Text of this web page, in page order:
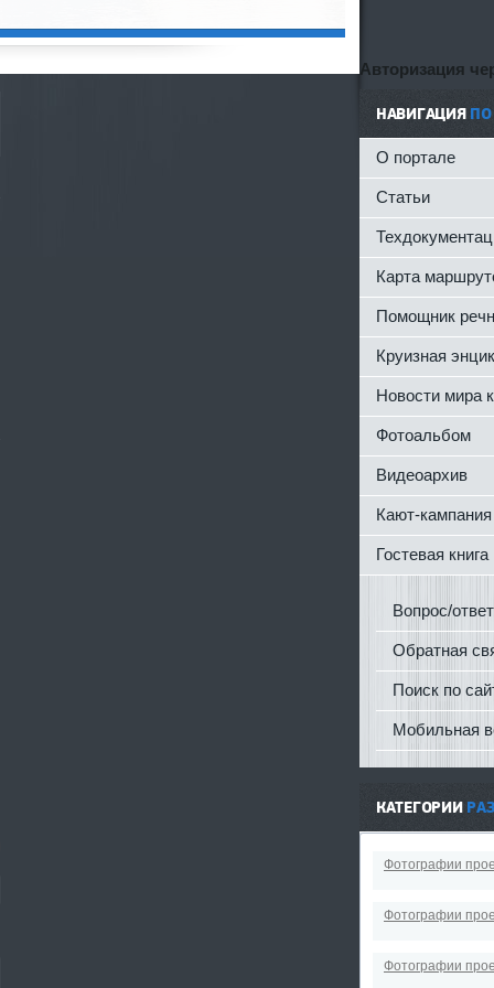
Авторизация
НАВИГАЦИЯ ПО
О портале
Статьи
Карта
Помощник
Круизная
Новости мира
Фотоальбом
Видеоархив
Кают-кампания
Гостевая книга
Вопрос/ответ
Обратная
Поиск по
Мобильная
КАТЕГОРИИ
Фотографии
Фотографии
Фотографии